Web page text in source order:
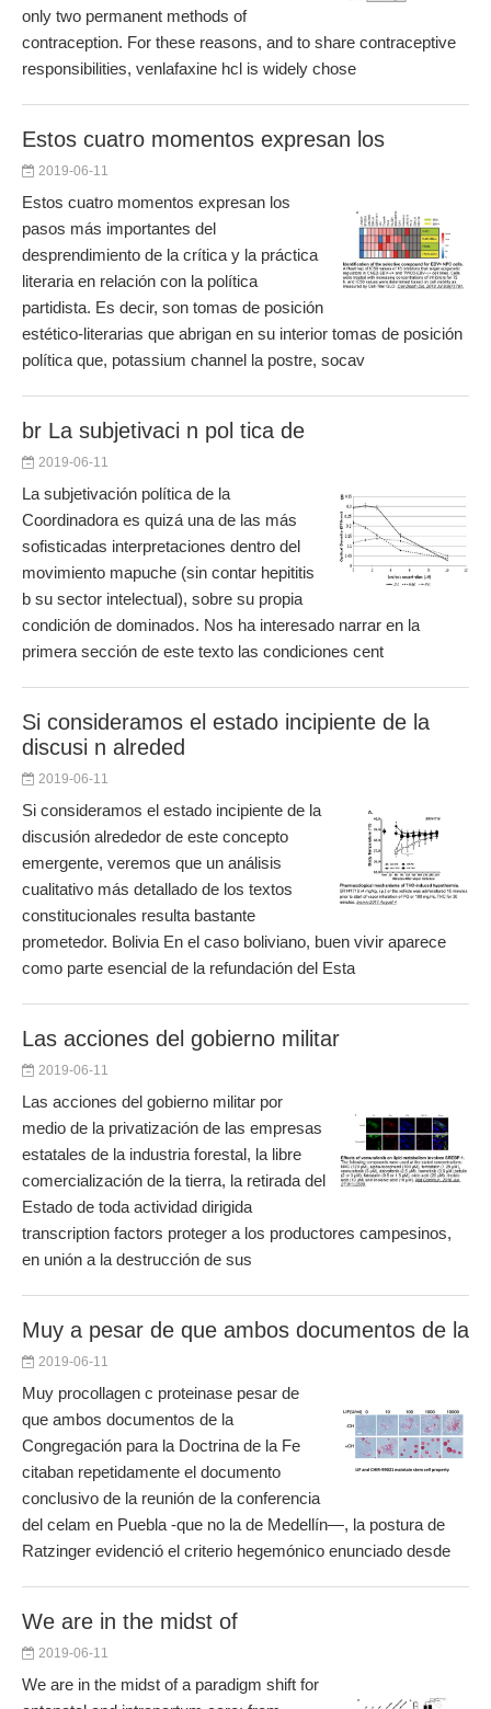
only two permanent methods of
contraception. For these reasons, and to share contraceptive
responsibilities, venlafaxine hcl is widely chose
Estos cuatro momentos expresan los
2019-06-11
Estos cuatro momentos expresan los
pasos más importantes del
desprendimiento de la crítica y la práctica
literaria en relación con la política
partidista. Es decir, son tomas de posición
estético-literarias que abrigan en su interior tomas de posición
política que, potassium channel la postre, socav
br La subjetivaci n pol tica de
2019-06-11
La subjetivación política de la
Coordinadora es quizá una de las más
sofisticadas interpretaciones dentro del
movimiento mapuche (sin contar hepititis
b su sector intelectual), sobre su propia
condición de dominados. Nos ha interesado narrar en la
primera sección de este texto las condiciones cent
Si consideramos el estado incipiente de la
discusi n alreded
2019-06-11
Si consideramos el estado incipiente de la
discusión alrededor de este concepto
emergente, veremos que un análisis
cualitativo más detallado de los textos
constitucionales resulta bastante
prometedor. Bolivia En el caso boliviano, buen vivir aparece
como parte esencial de la refundación del Esta
Las acciones del gobierno militar
2019-06-11
Las acciones del gobierno militar por
medio de la privatización de las empresas
estatales de la industria forestal, la libre
comercialización de la tierra, la retirada del
Estado de toda actividad dirigida
transcription factors proteger a los productores campesinos,
en unión a la destrucción de sus
Muy a pesar de que ambos documentos de la
2019-06-11
Muy procollagen c proteinase pesar de
que ambos documentos de la
Congregación para la Doctrina de la Fe
citaban repetidamente el documento
conclusivo de la reunión de la conferencia
del celam en Puebla -que no la de Medellín—, la postura de
Ratzinger evidenció el criterio hegemónico enunciado desde
We are in the midst of
2019-06-11
We are in the midst of a paradigm shift for